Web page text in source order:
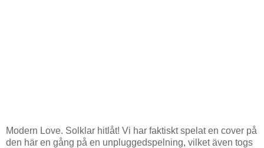
Modern Love. Solklar hitlåt! Vi har faktiskt spelat en cover på
den här en gång på en unpluggedspelning, vilket även togs